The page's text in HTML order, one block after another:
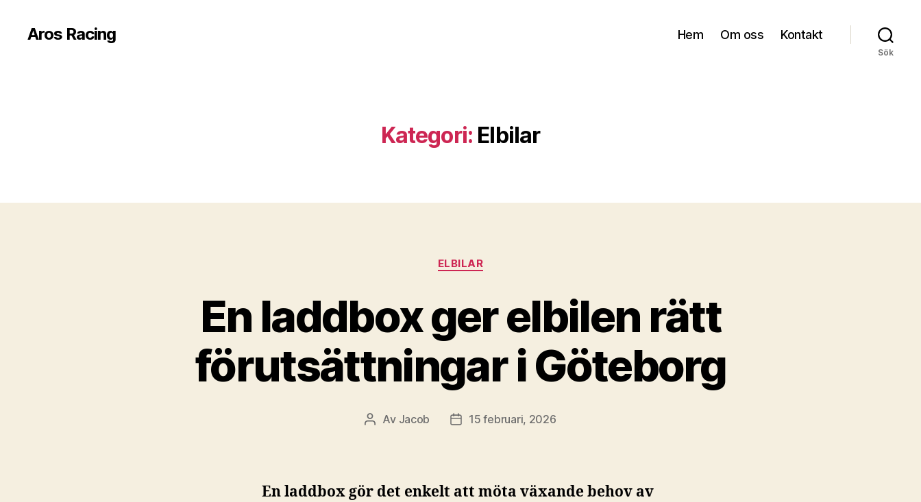
Aros Racing Hem Om oss Kontakt
Sök
Kategori: Elbilar
Kategorier
ELBILAR
En laddbox ger elbilen rätt
förutsättningar i Göteborg
Inläggsförfattare
Av Jacob Inläggsdatum
15 februari, 2026
En laddbox gör det enkelt att möta växande behov av